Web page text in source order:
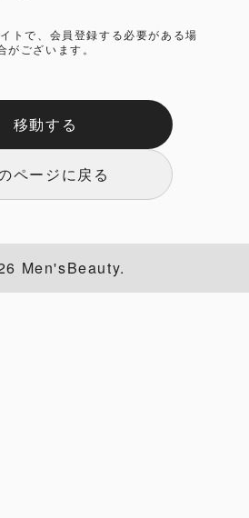
トで、会員登録する必要がある場
がございます。
移動する
ページに戻る
Men'sBeauty.